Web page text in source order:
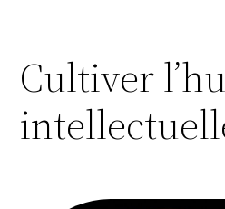
Cultiver